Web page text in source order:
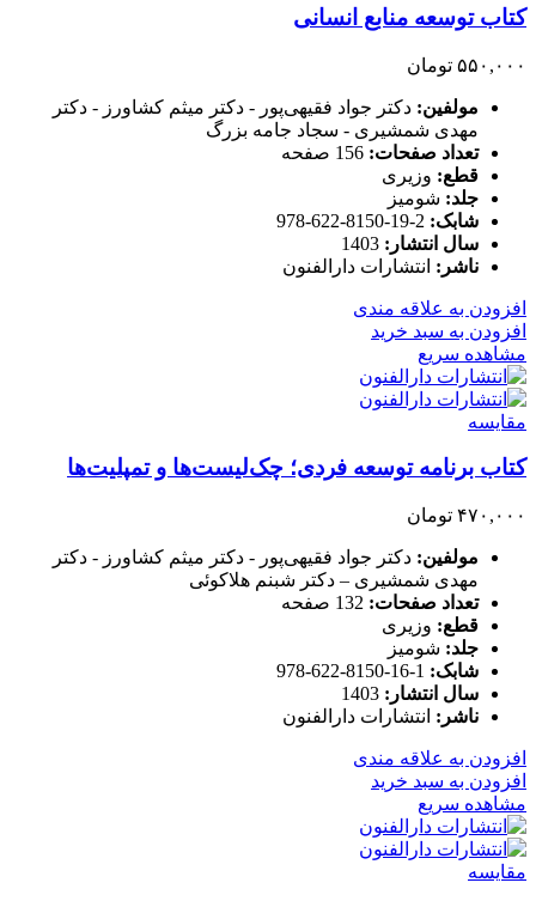
کتاب توسعه منابع انسانی
۵۵۰,۰۰۰ تومان
مولفین: دکتر جواد فقیهی‌پور - دکتر میثم کشاورز - دکتر
مهدی شمشیری - سجاد جامه بزرگ
تعداد صفحات:
قطع: وزیری
جلد: شومیز
شابک:
سال انتشار:
ناشر: انتشارات دارالفنون
افزودن به علاقه مندی
افزودن به سبد خرید
مشاهده سریع
مقایسه
کتاب برنامه توسعه فردی؛ چک‌لیست‌ها و تمپلیت‌ها
۴۷۰,۰۰۰ تومان
مولفین: دکتر جواد فقیهی‌پور - دکتر میثم کشاورز - دکتر
مهدی شمشیری – دکتر شبنم هلاکوئی
تعداد صفحات:
قطع: وزیری
جلد: شومیز
شابک:
سال انتشار:
ناشر: انتشارات دارالفنون
افزودن به علاقه مندی
افزودن به سبد خرید
مشاهده سریع
مقایسه